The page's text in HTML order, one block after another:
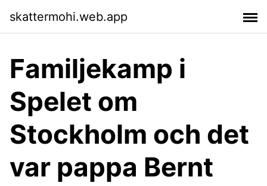
skattermohi.web.app
Familjekamp i
Spelet om
Stockholm och det
var pappa Bernt